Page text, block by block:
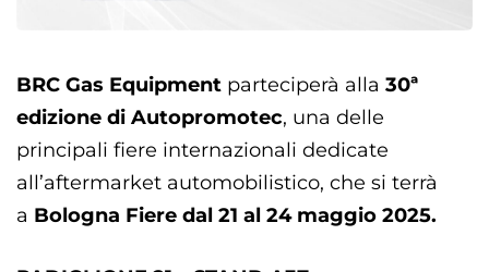
BRC Gas Equipment parteciperà alla 30ª
edizione di Autopromotec, una delle
principali fiere internazionali dedicate
all’aftermarket automobilistico, che si terrà
a Bologna Fiere dal 21 al 24 maggio 2025.